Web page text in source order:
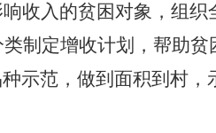
收入的贫困对象，组织
制定增收计划，帮助
示范，做到面积到村，